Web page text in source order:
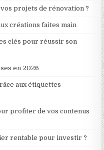
projets de rénovation ?
créations faites main
clés pour réussir son
en 2026
aux étiquettes
profiter de vos contenus
rentable pour investir ?